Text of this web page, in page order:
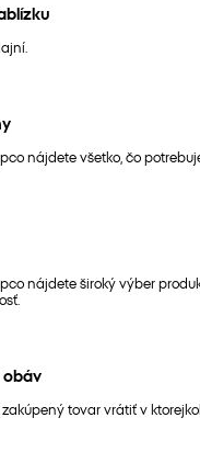
nájdete všetko, čo
nájdete široký výber
obáv
zakúpený tovar vrátiť v